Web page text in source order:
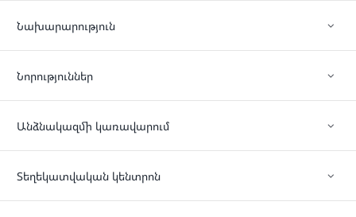
Նախարարություն
Նորություններ
Անձնակազմի կառավարում
Տեղեկատվական կենտրոն